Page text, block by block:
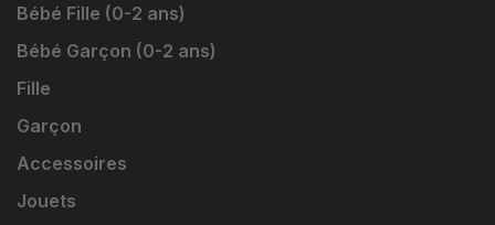
Bébé Fille (0-2 ans)
Bébé Garçon (0-2 ans)
Fille
Garçon
Accessoires
Jouets